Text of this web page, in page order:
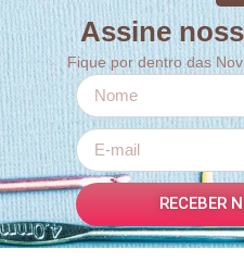
Assine
Fique por dentro das
RECEBER